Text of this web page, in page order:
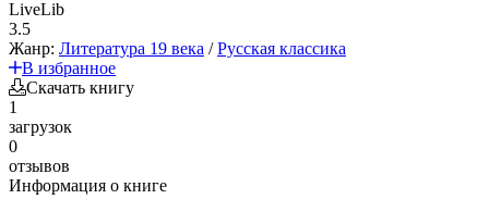
LiveLib
3.5
Жанр: Литература 19 века /Русская классика
В избранное
Скачать книгу
1
загрузок
0
отзывов
Информация о книге